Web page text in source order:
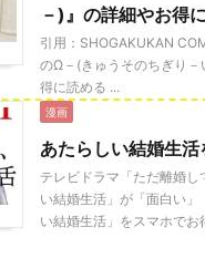
－)』の詳細やお得
引用：SHOGAKUKAN
のΩ－(きゅうそのちぎり－
得に読める ...
漫画
あたらしい結婚生
テレビドラマ「ただ離婚
い結婚生活」が「面白い
い結婚生活」をスマホでお